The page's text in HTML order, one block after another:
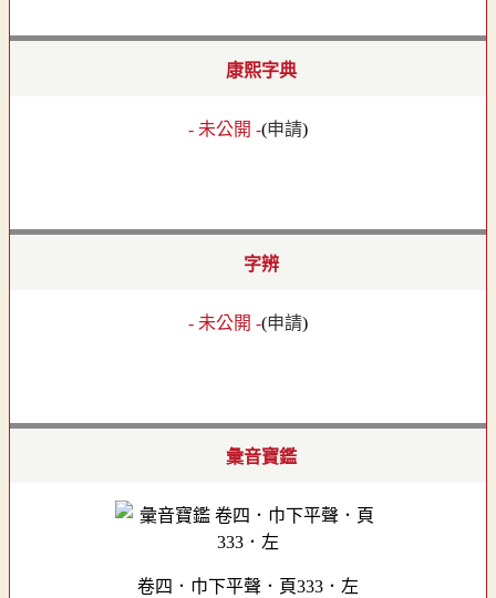
康熙字典
- 未公開 -(申請)
字辨
- 未公開 -(申請)
彙音寶鑑
卷四．巾下平聲．頁333．左